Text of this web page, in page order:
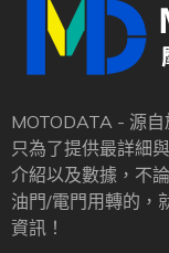
MOTODATA - 源
只為了提供最詳細
介紹以及數據，不
油門/電門用轉的，
資訊！